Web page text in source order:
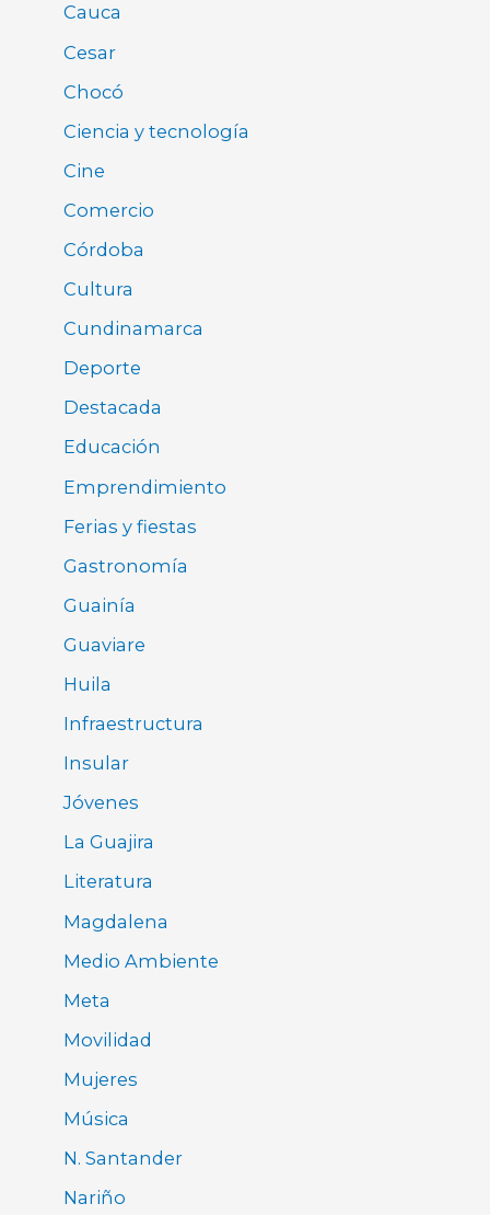
Cauca
Cesar
Chocó
Ciencia y tecnología
Cine
Comercio
Córdoba
Cultura
Cundinamarca
Deporte
Destacada
Educación
Emprendimiento
Ferias y fiestas
Gastronomía
Guainía
Guaviare
Huila
Infraestructura
Insular
Jóvenes
La Guajira
Literatura
Magdalena
Medio Ambiente
Meta
Movilidad
Mujeres
Música
N. Santander
Nariño